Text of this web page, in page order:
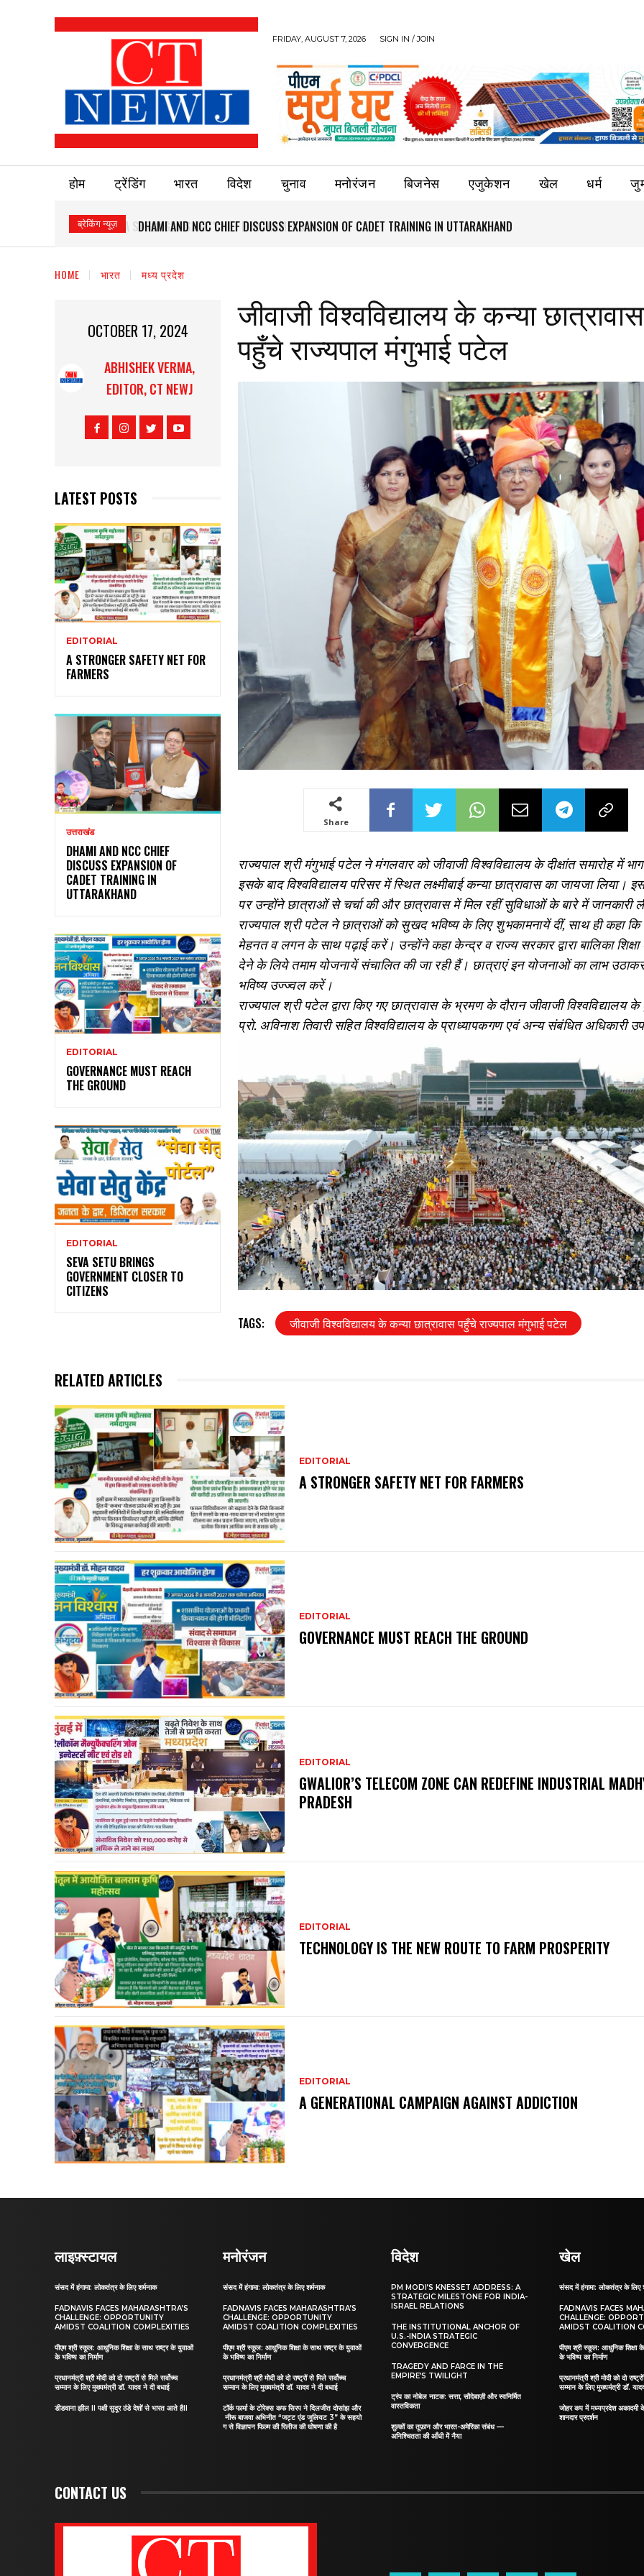
FRIDAY, AUGUST 7, 2026 SIGN IN / JOIN
होम ट्रेंडिंग भारत विदेश चुनाव मनोरंजन बिजनेस एजुकेशन खेल धर्म
ब्रेकिंग न्यूज़ DHAMI AND NCC CHIEF DISCUSS EXPANSION OF CADET TRAINING IN UTTARAKHAND
HOME भारत मध्य प्रदेश
OCTOBER 17, 2024
ABHISHEK VERMA,
EDITOR, CT NEWJ
LATEST POSTS
EDITORIAL
A STRONGER SAFETY NET FOR
FARMERS
उत्तराखंड
DHAMI AND NCC CHIEF
DISCUSS EXPANSION OF
CADET TRAINING IN
UTTARAKHAND
EDITORIAL
GOVERNANCE MUST REACH
THE GROUND
EDITORIAL
SEVA SETU BRINGS
GOVERNMENT CLOSER TO
CITIZENS
जीवाजी विश्वविद्यालय के कन्या छात्रावास
पहुँचे राज्यपाल मंगुभाई पटेल
Share
राज्यपाल श्री मंगुभाई पटेल ने मंगलवार को जीवाजी विश्वविद्यालय के दीक्षांत समारोह में
इसके बाद विश्वविद्यालय परिसर में स्थित लक्ष्मीबाई कन्या छात्रावास का जायजा लिया।
पर उन्होंने छात्राओं से चर्चा की और छात्रावास में मिल रहीं सुविधाओं के बारे में जानकारी
राज्यपाल श्री पटेल ने छात्राओं को सुखद भविष्य के लिए शुभकामनायें दीं, साथ ही कहा कि
मेहनत व लगन के साथ पढ़ाई करें। उन्होंने कहा केन्द्र व राज्य सरकार द्वारा बालिका शिक्षा
देने के लिये तमाम योजनायें संचालित की जा रही हैं। छात्राएं इन योजनाओं का लाभ
भविष्य उज्ज्वल करें।
राज्यपाल श्री पटेल द्वारा किए गए छात्रावास के भ्रमण के दौरान जीवाजी
प्रो. अविनाश तिवारी सहित विश्वविद्यालय के प्राध्यापकगण एवं अन्य संबंधित अधिकारी
TAGS: जीवाजी विश्वविद्यालय के कन्या छात्रावास पहुँचे राज्यपाल मंगुभाई पटेल
RELATED ARTICLES
EDITORIAL
A STRONGER SAFETY NET FOR FARMERS
EDITORIAL
GOVERNANCE MUST REACH THE GROUND
EDITORIAL
GWALIOR’S TELECOM ZONE CAN REDEFINE INDUSTRIAL
PRADESH
EDITORIAL
TECHNOLOGY IS THE NEW ROUTE TO FARM PROSPERITY
EDITORIAL
A GENERATIONAL CAMPAIGN AGAINST ADDICTION
लाइफ़्स्टायल
संसद में हंगामा: लोकतंत्र के लिए शर्मनाक
FADNAVIS FACES MAHARASHTRA’S
CHALLENGE: OPPORTUNITY
AMIDST COALITION COMPLEXITIES
पीएम श्री स्कूल: आधुनिक शिक्षा के साथ राष्ट्र के युवाओं
के भविष्य का निर्माण
प्रधानमंत्री श्री मोदी को दो राष्ट्रों से मिले सर्वोच्च
सम्मान के लिए मुख्यमंत्री डॉ. यादव ने दी बधाई
डीडवाना झील II पक्षी सुदूर ठंडे देशों से भारत आते हैII
मनोरंजन
संसद में हंगामा: लोकतंत्र के लिए शर्मनाक
FADNAVIS FACES MAHARASHTRA’S
CHALLENGE: OPPORTUNITY
AMIDST COALITION COMPLEXITIES
पीएम श्री स्कूल: आधुनिक शिक्षा के साथ राष्ट्र के युवाओं
के भविष्य का निर्माण
प्रधानमंत्री श्री मोदी को दो राष्ट्रों से मिले सर्वोच्च
सम्मान के लिए मुख्यमंत्री डॉ. यादव ने दी बधाई
टॉर्क फार्मा के टोरेक्स कफ सिरप ने दिलजीत दोसांझ और
नीरू बाजवा अभिनीत “जट्ट एंड जूलियट 3” के सहयो
ग से विज्ञापन फिल्म की रिलीज की घोषणा की है
विदेश
PM MODI’S KNESSET ADDRESS: A
STRATEGIC MILESTONE FOR INDIA-
ISRAEL RELATIONS
THE INSTITUTIONAL ANCHOR OF
U.S.-INDIA STRATEGIC
CONVERGENCE
TRAGEDY AND FARCE IN THE
EMPIRE’S TWILIGHT
ट्रंप का नोबेल नाटक: सत्ता, सौदेबाज़ी और स्वनिर्मित
वास्तविकता
शुल्कों का तूफ़ान और भारत-अमेरिका संबंध —
अनिश्चितता की आँधी में नैया
खेल
संसद में हंगामा: लोकतंत्र के लिए
FADNAVIS FACES
CHALLENGE:
AMIDST COALITION
पीएम श्री स्कूल: आधुनिक शिक्षा
के भविष्य का निर्माण
प्रधानमंत्री श्री मोदी को दो
सम्मान के लिए मुख्यमंत्री डॉ.
जोहर कप में मध्यप्रदेश अकादमी
शानदार प्रदर्शन
CONTACT US